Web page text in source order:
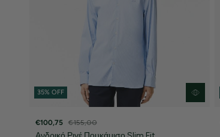
35% OFF
€100,75 €155,00